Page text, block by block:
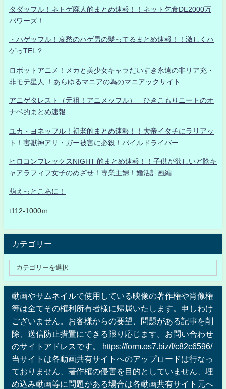
タダッフル！ネトゲ廃人的まとめ速報！！ネット乞食DE2000万
パワーズ！
・ハゲッフル！哀愁のハゲ男の髪ってるまとめ速報！！激しくハ
ゲっTEL？
ロボットアニメ！メカと美少女キャラだいすき永遠の非リア充・
非モテ星人 ！あらゆるマニアの為のマニアックサイト
アニゲタレスト（元祖！アニメッフル） ひきこもりニートのオ
ナベ的まとめ速報
ユカ・ヨネッフル！初老的まとめ速報！！大帝イタチにラリアッ
ト！害獣神アリ・ガー被害に必殺！パイルドライバー
ヒロコンプレックスNIGHT 的まとめ速報！！子供が欲しいど陰キ
ャアラフィフ女子のめざせ！専業主婦！婚活計画編
萌えっとこあに！
t112-1000ｍ
カテゴリー
動画やサムネイルで使用している映像の著作権や肖像権
等は全てその権利所有者様に帰属いたします。申しわけ
ございません。お客様からの要望、問題がある記事を削
除、送信防止措置にできる限り応じます。お問い合わせ
のサイトアドレスです。 https://form.os7.biz/f/c82c6596/
当サイトは各動画共有サイトへのアップロードは行なっ
ておりません、著作権の侵害を目的としていません、埋
め込み動画等に問題がある場合は各動画共有サイト元へ